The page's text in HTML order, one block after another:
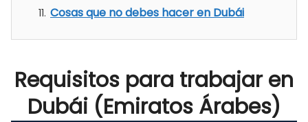
Cosas que no debes hacer en Dubái
Requisitos para trabajar en
Dubái (Emiratos Árabes)